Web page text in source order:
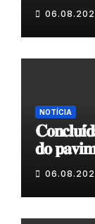
NOTÍCIA
𝐝𝐨
𝐂𝐨𝐯𝐚𝐬